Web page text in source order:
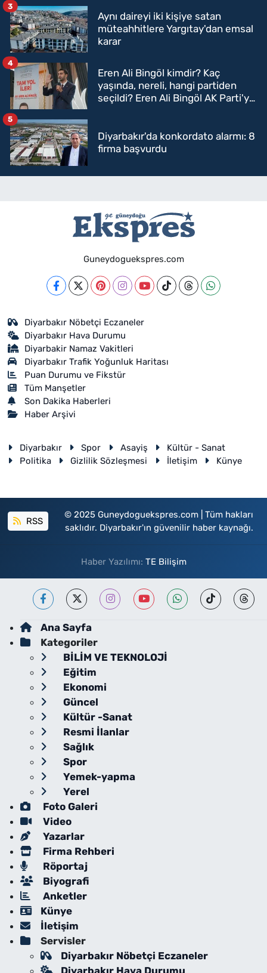
Aynı daireyi iki kişiye satan
müteahhitlere Yargıtay'dan emsal
karar
3
Eren Ali Bingöl kimdir? Kaç
yaşında, nereli, hangi partiden
seçildi? Eren Ali Bingöl AK Parti'ye
4
Diyarbakır'da konkordato alarmı: 8
firma başvurdu
5
Guneydoguekspres.com
Diyarbakır Nöbetçi Eczaneler
Diyarbakır Hava Durumu
Diyarbakir Namaz Vakitleri
Diyarbakır Trafik Yoğunluk Haritası
Puan Durumu ve Fikstür
Tüm Manşetler
Son Dakika Haberleri
Haber Arşivi
Diyarbakır Spor Asayiş
Kültür - Sanat
Politika
Gizlilik Sözleşmesi İletişim Künye
RSS
© 2025 Guneydoguekspres.com | Tüm hakları
saklıdır. Diyarbakır'ın güvenilir haber kaynağı.
Haber Yazılımı: TE Bilişim
Ana Sayfa
Kategoriler
BİLİM VE TEKNOLOJİ
Eğitim
Ekonomi
Güncel
Kültür -Sanat
Resmi İlanlar
Sağlık
Spor
Yemek-yapma
Yerel
Foto Galeri
Video
Yazarlar
Firma Rehberi
Röportaj
Biyografi
Anketler
Künye
İletişim
Servisler
Diyarbakır Nöbetçi Eczaneler
Diyarbakır Hava Durumu